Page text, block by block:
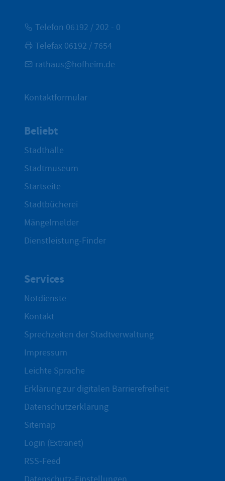
Telefon 06192 / 202 - 0
Telefax 06192 / 7654
rathaus@hofheim.de
Kontaktformular
Beliebt
Stadthalle
Stadtmuseum
Startseite
Stadtbücherei
Mängelmelder
Dienstleistung-Finder
Services
Notdienste
Kontakt
Sprechzeiten der Stadtverwaltung
Impressum
Leichte Sprache
Erklärung zur digitalen Barrierefreiheit
Datenschutzerklärung
Sitemap
Login (Extranet)
RSS-Feed